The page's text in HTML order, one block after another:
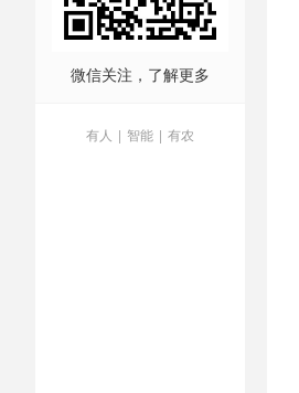
微信关注，了解更多
有人 | 智能 | 有农